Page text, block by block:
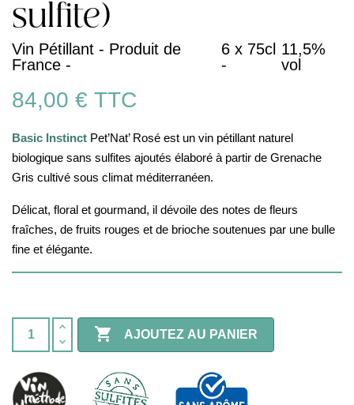
sulfite)
Vin Pétillant - Produit de
France -
6 x 75cl
-
11,5%
vol
84,00 € TTC
Basic Instinct Pet’Nat’ Rosé est un vin pétillant naturel
biologique sans sulfites ajoutés élaboré à partir de Grenache
Gris cultivé sous climat méditerranéen.
Délicat, floral et gourmand, il dévoile des notes de fleurs
fraîches, de fruits rouges et de brioche soutenues par une bulle
fine et élégante.
 AJOUTEZ AU PANIER